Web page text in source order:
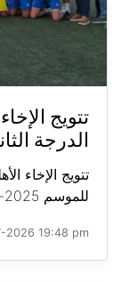
تتويج
الدرجة الثانية
تتويج الإخاء
للموسم 2025-2026 ...
2026 19:48 pm